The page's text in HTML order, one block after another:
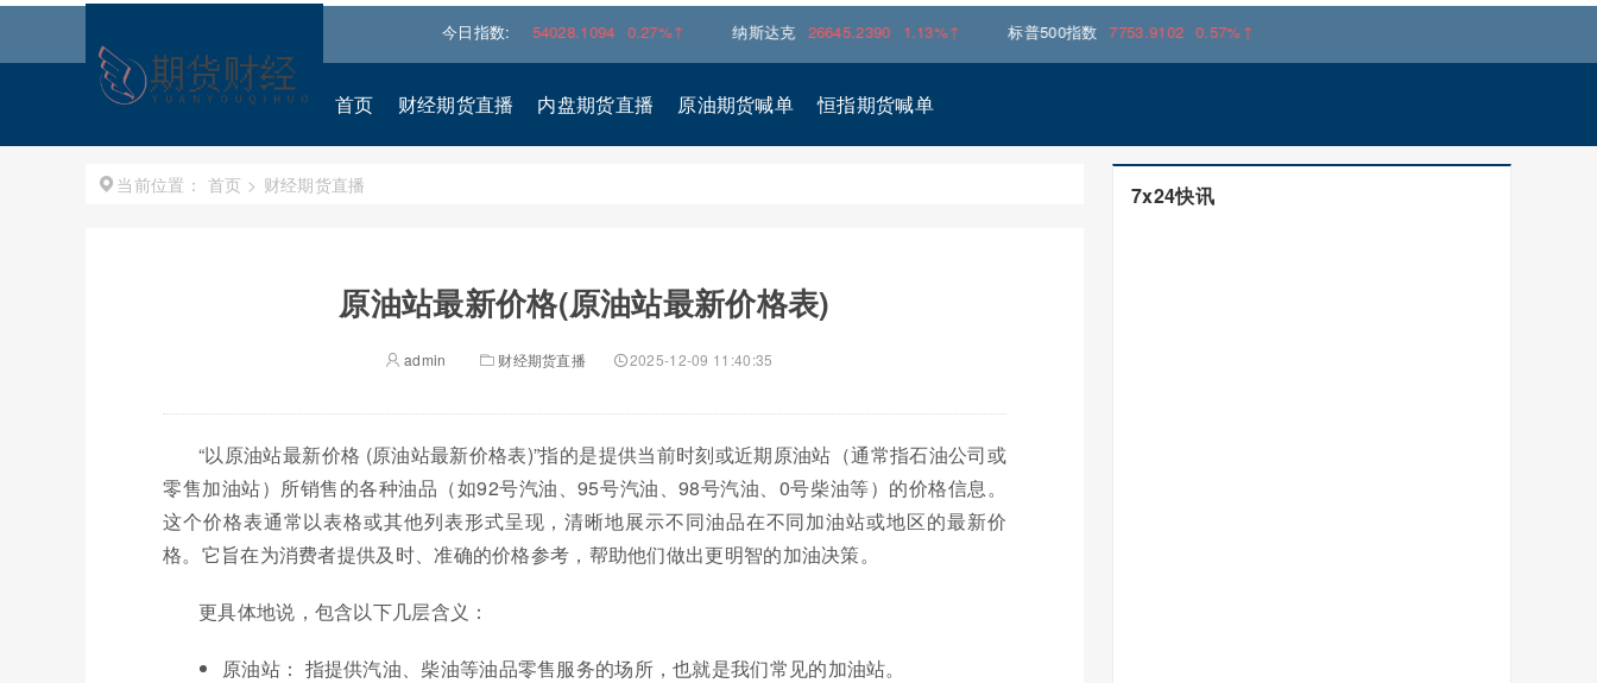
今日指数:
54028.1094 0.27%↑ 纳斯达克 26645.2390 1.13%↑ 标普500指数 7753.9102 0.57%↑
首页 财经期货直播 内盘期货直播 原油期货喊单 恒指期货喊单
当前位置： 首页 > 财经期货直播
原油站最新价格(原油站最新价格表)
admin 财经期货直播 2025-12-09 11:40:35
“以原油站最新价格 (原油站最新价格表)”指的是提供当前时刻或近期原油站（通常指石油公司或
零售加油站）所销售的各种油品（如92号汽油、95号汽油、98号汽油、0号柴油等）的价格信息。
这个价格表通常以表格或其他列表形式呈现，清晰地展示不同油品在不同加油站或地区的最新价
格。它旨在为消费者提供及时、准确的价格参考，帮助他们做出更明智的加油决策。
更具体地说，包含以下几层含义：
原油站： 指提供汽油、柴油等油品零售服务的场所，也就是我们常见的加油站。
7x24快讯